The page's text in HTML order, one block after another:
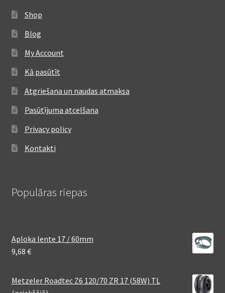
Shop
Blog
My Account
Kā pasūtīt
Atgriešana un naudas atmaksa
Pasūtījuma atcelšana
Privacy policy
Kontakti
Populāras riepas
Aploka lente 17 / 60mm
9,68 €
Metzeler Roadtec Z6 120/70 ZR 17 (58W) TL